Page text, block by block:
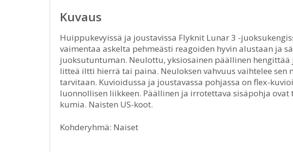
Kuvaus
Huippukevyissä ja joustavissa Flyknit Lunar 3 -
vaimentaa askelta pehmeästi reagoiden hyvin alustaan ja
juoksutuntuman. Neulottu, yksiosainen päällinen
litteä iltti hierrä tai paina. Neuloksen vahvuus vaihtelee sen
tarvitaan. Kuvioidussa ja joustavassa pohjassa on flex-
luonnollisen liikkeen. Päällinen ja irrotettava sisäpohja
kumia. Naisten US-koot.
Kohderyhmä: Naiset